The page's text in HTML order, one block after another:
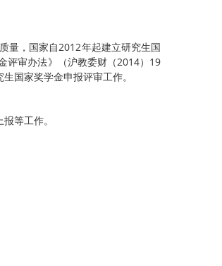
量，国家自2012年起建立研究生国
评审办法》（沪教委财（2014）19
国家奖学金申报评审工作。
等工作。